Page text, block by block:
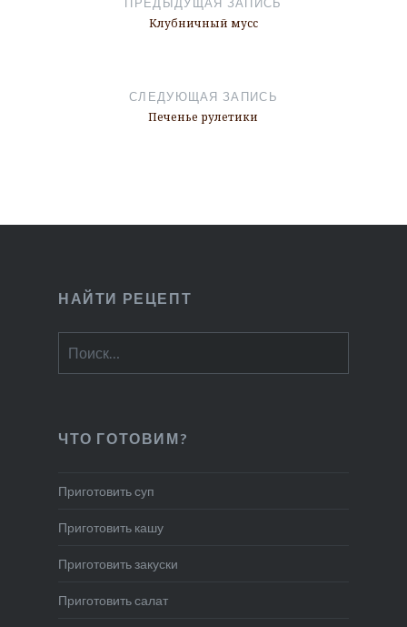
Клубничный мусс
СЛЕДУЮЩАЯ ЗАПИСЬ
Печенье рулетики
НАЙТИ РЕЦЕПТ
ЧТО ГОТОВИМ?
Приготовить суп
Приготовить кашу
Приготовить закуски
Приготовить салат